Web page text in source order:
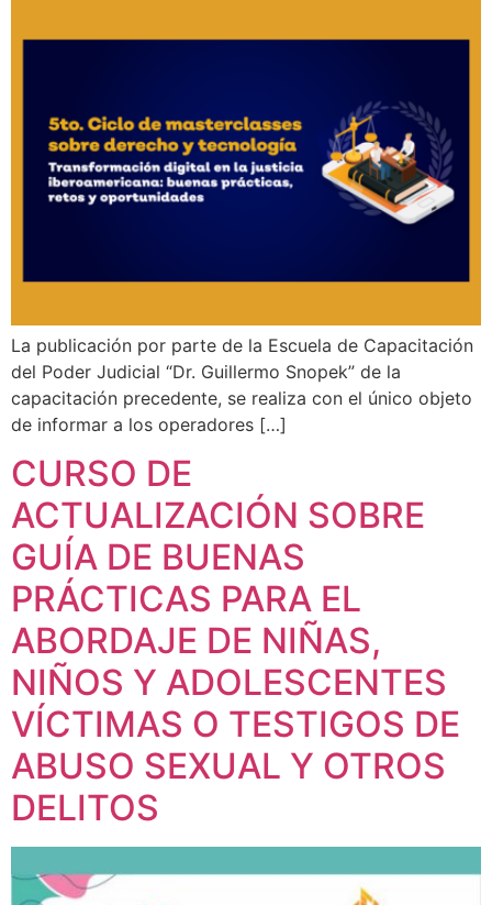
La publicación por parte de la Escuela de Capacitación
del Poder Judicial “Dr. Guillermo Snopek” de la
capacitación precedente, se realiza con el único objeto
de informar a los operadores […]
CURSO DE
ACTUALIZACIÓN SOBRE
GUÍA DE BUENAS
PRÁCTICAS PARA EL
ABORDAJE DE NIÑAS,
NIÑOS Y ADOLESCENTES
VÍCTIMAS O TESTIGOS DE
ABUSO SEXUAL Y OTROS
DELITOS